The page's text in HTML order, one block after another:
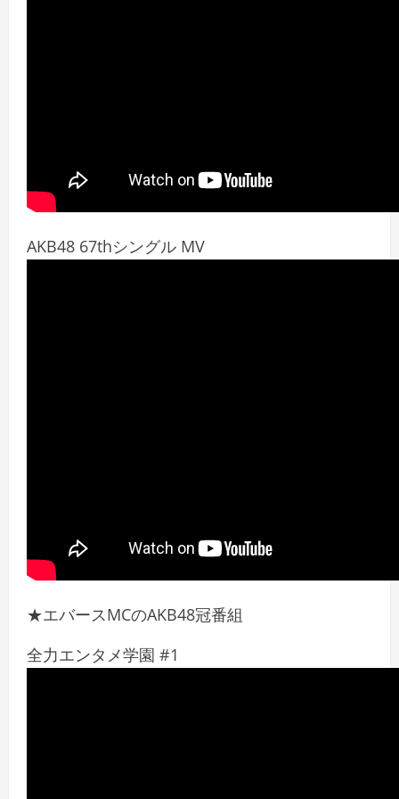
AKB48 67thシングル MV
★エバースMCのAKB48冠番組
全力エンタメ学園 #1